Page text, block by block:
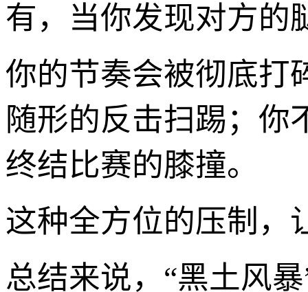
有，当你发现对方的
你的节奏会被彻底打
随形的反击扫踢；你
终结比赛的膝撞。
这种全方位的压制，
总结来说，“黑土风